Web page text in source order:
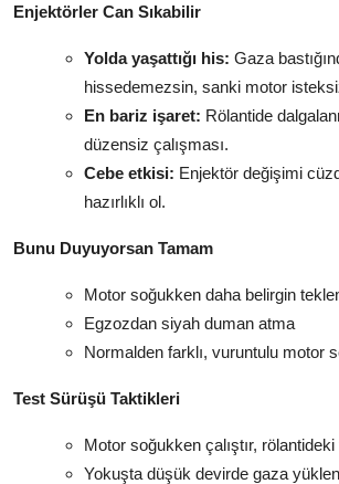
Enjektörler Can Sıkabilir
Yolda yaşattığı his: Gaza
hissedemezsin, sanki motor
En bariz işaret: Rölantide
düzensiz çalışması.
Cebe etkisi: Enjektör değişimi
hazırlıklı ol.
Bunu Duyuyorsan Tamam
Motor soğukken daha belirgin
Egzozdan siyah duman atma
Normalden farklı, vuruntulu motor
Test Sürüşü Taktikleri
Motor soğukken çalıştır,
Yokuşta düşük devirde gaza